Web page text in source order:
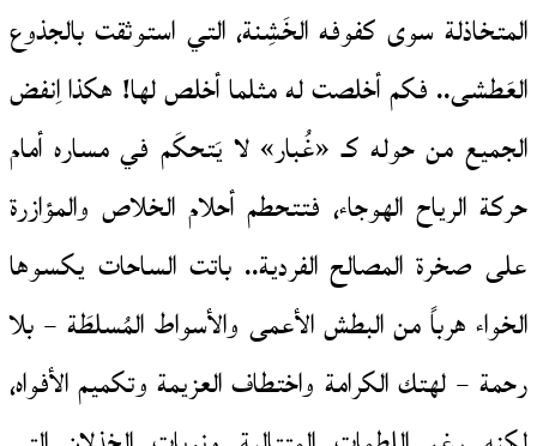
المتخاذلة سوى كفوفه الخَشِنة، التي استوثقت بالجذوع
العَطشى.. فكم أخلصت له مثلما أخلص لها! هكذا اِنفض
الجميع من حوله كـ «غُبار» لا يَتحكَم في مساره أمام
حركة الرياح الهوجاء، فتتحطم أحلام الخلاص والمؤازرة
على صخرة المصالح الفردية.. باتت الساحات يكسوها
الخواء هرباً من البطش الأعمى والأسواط المُسلطَة – بلا
رحمة – لهتك الكرامة واختطاف العزيمة وتكميم الأفواه،